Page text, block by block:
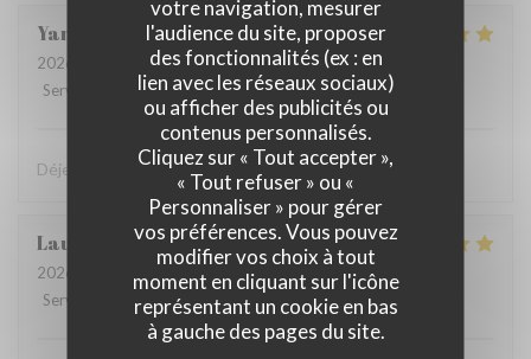
votre navigation, mesurer
l'audience du site, proposer
des fonctionnalités (ex : en
lien avec les réseaux sociaux)
ou afficher des publicités ou
contenus personnalisés.
Cliquez sur « Tout accepter »,
« Tout refuser » ou «
Personnaliser » pour gérer
vos préférences. Vous pouvez
modifier vos choix à tout
moment en cliquant sur l'icône
représentant un cookie en bas
à gauche des pages du site.
Yann
2026-07-28
- 12:15 - Couverts 2
Service
Ambiance: 5/5 Cuisine: 5/5 Qualité / Prix
Déjeuner très sympa et très bon dans la cour intérieure
Laurent
2026-07-27
- 12:15 - Couverts 2
Service
Ambiance:5/5 Cuisine: 5/5 Qualité / Prix